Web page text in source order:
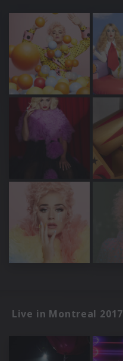
Live in Montreal 2017